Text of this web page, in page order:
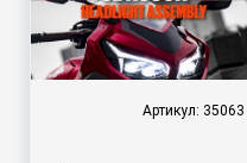
Артикул: 35063